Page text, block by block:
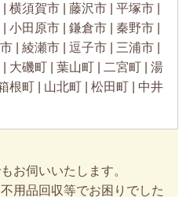
横須賀市 | 藤沢市 | 平塚市 |
小田原市 | 鎌倉市 | 秦野市 |
| 綾瀬市 | 逗子市 | 三浦市 |
大磯町 | 葉山町 | 二宮町 | 湯
根町 | 山北町 | 松田町 | 中井
お伺いいたします。
用品回収等でお困りでした